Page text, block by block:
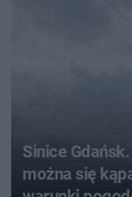
Sinice
można się